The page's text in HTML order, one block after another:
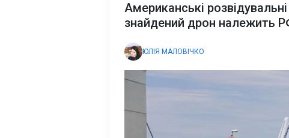
Американські
знайдений дрон належить
ЮЛІЯ МАЛОВІЧКО